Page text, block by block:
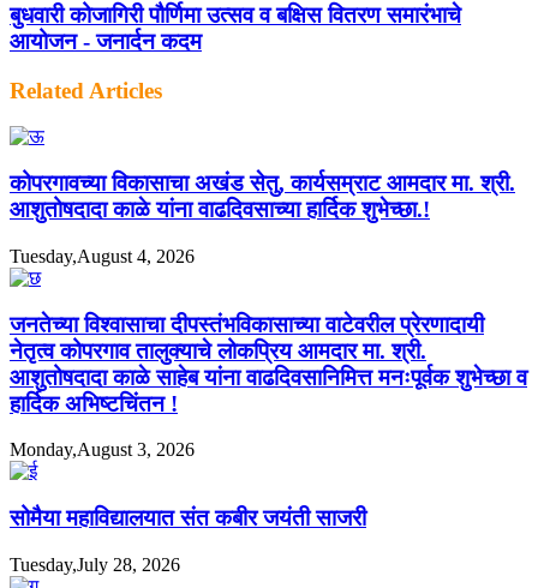
बुधवारी कोजागिरी पौर्णिमा उत्सव व बक्षिस वितरण समारंभाचे
आयोजन - जनार्दन कदम
Related Articles
कोपरगावच्या विकासाचा अखंड सेतु, कार्यसम्राट आमदार मा. श्री.
आशुतोषदादा काळे यांना वाढदिवसाच्या हार्दिक शुभेच्छा.!
Tuesday,August 4, 2026
जनतेच्या विश्वासाचा दीपस्तंभविकासाच्या वाटेवरील प्रेरणादायी
नेतृत्व कोपरगाव तालुक्याचे लोकप्रिय आमदार मा. श्री.
आशुतोषदादा काळे साहेब यांना वाढदिवसानिमित्त मनःपूर्वक शुभेच्छा व
हार्दिक अभिष्टचिंतन !
Monday,August 3, 2026
सोमैया महाविद्यालयात संत कबीर जयंती साजरी
Tuesday,July 28, 2026